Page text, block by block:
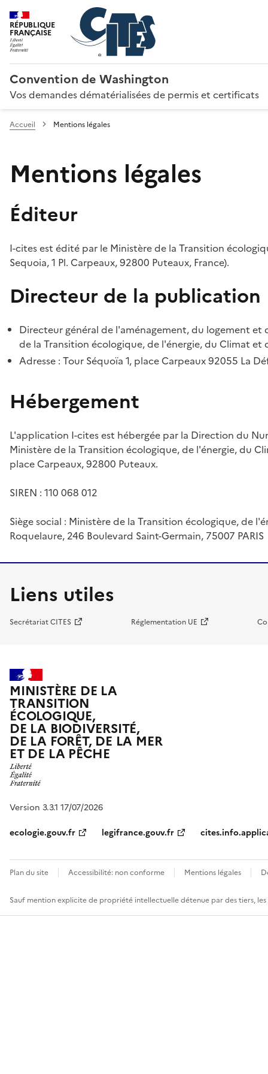
RÉPUBLIQUE
FRANÇAISE
Convention de Washington
Vos demandes dématérialisées de permis et certificats
Accueil Mentions légales
Mentions légales
Éditeur
I-cites est édité par le Ministère de la Transition
Sequoia, 1 Pl. Carpeaux, 92800 Puteaux, France).
Directeur de la publication
Directeur général de l'aménagement, du logement
de la Transition écologique, de l'énergie, du Climat et
Adresse : Tour Séquoïa 1, place Carpeaux 92055 La
Hébergement
L'application I-cites est hébergée par la Direction du
Ministère de la Transition écologique, de l'énergie, du
place Carpeaux, 92800 Puteaux.
SIREN : 110 068 012
Siège social : Ministère de la Transition écologique, de
Roquelaure, 246 Boulevard Saint-Germain, 75007 PARIS
Liens utiles
Secrétariat CITES Réglementation UE
MINISTÈRE DE LA
TRANSITION
ÉCOLOGIQUE,
DE LA BIODIVERSITÉ,
DE LA FORÊT, DE LA MER
ET DE LA PÊCHE
Version 3.3.1 17/07/2026
ecologie.gouv.fr
legifrance.gouv.fr
Plan du site Accessibilité: non conforme Mentions légales
Sauf mention explicite de propriété intellectuelle détenue par des tiers,